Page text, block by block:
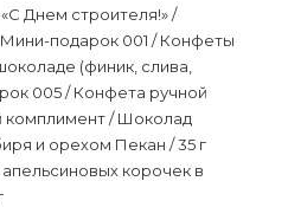
Днем строителя!» /
подарок 001 / Конфеты
(финик, слива,
005 / Конфета ручной
комплимент / Шоколад
и орехом Пекан / 35 г
корочек в